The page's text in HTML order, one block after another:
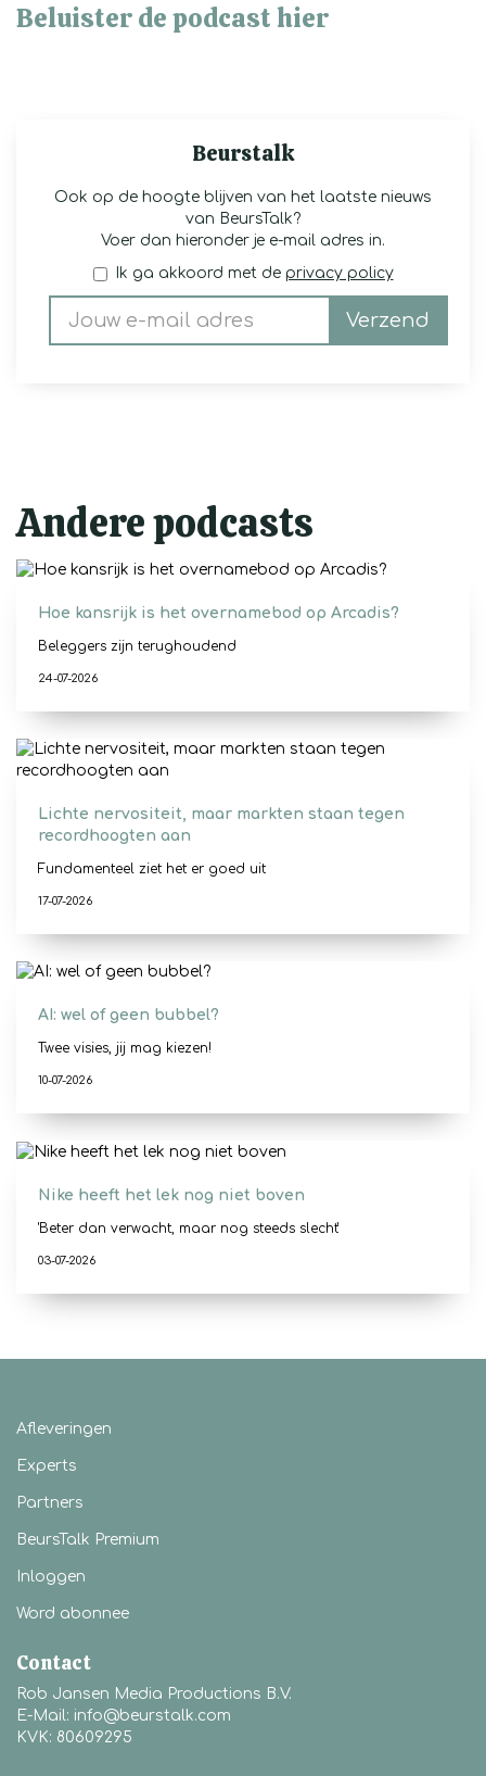
Beluister de podcast hier
Beurstalk
Ook op de hoogte blijven van het laatste nieuws
van BeursTalk?
Voer dan hieronder je e-mail adres in.
Ik ga akkoord met de privacy policy
Verzend
Andere podcasts
Hoe kansrijk is het overnamebod op Arcadis?
Beleggers zijn terughoudend
24-07-2026
Lichte nervositeit, maar markten staan tegen
recordhoogten aan
Fundamenteel ziet het er goed uit
17-07-2026
AI: wel of geen bubbel?
Twee visies, jij mag kiezen!
10-07-2026
Nike heeft het lek nog niet boven
'Beter dan verwacht, maar nog steeds slecht'
03-07-2026
Afleveringen
Experts
Partners
BeursTalk Premium
Inloggen
Word abonnee
Contact
Rob Jansen Media Productions B.V.
E-Mail: info@beurstalk.com
KVK: 80609295